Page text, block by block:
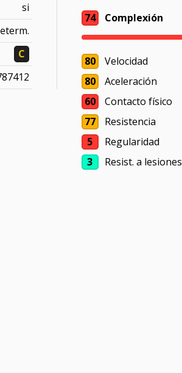
si
C
74 Complexión
80
Velocidad
80
Aceleración
60
Contacto físico
77
Resistencia
5
Regularidad
3
Resist. a lesiones